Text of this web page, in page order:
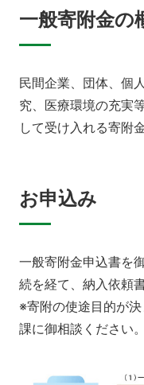
センター・施設
情報公開
校歌・逍遥歌
保健
研究成果情報
業績集
震災・放射線関
規則・細則等
本学との研究（連
会津医
地域貢献
ふくしま子ども
ふたば救急総合医
公開講座
エコチル調査 福
医学部
保健科学部
別科助産学専攻
大学院
対象者別
地域の方へ
一般寄附金の
民間企業、団体、個
究、医療環境の充実
して受け入れる寄附
お申込み
一般寄附金申込書を
続を経て、納入依頼
※寄附の使途目的が
課に御相談ください。